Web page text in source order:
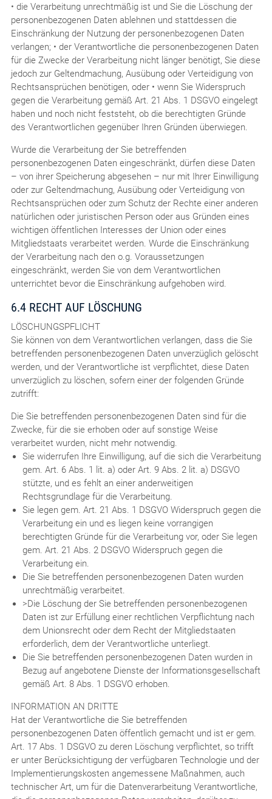
• die Verarbeitung unrechtmäßig ist und Sie die Löschung der
personenbezogenen Daten ablehnen und stattdessen die
Einschränkung der Nutzung der personenbezogenen Daten
verlangen; • der Verantwortliche die personenbezogenen Daten
für die Zwecke der Verarbeitung nicht länger benötigt, Sie diese
jedoch zur Geltendmachung, Ausübung oder Verteidigung von
Rechtsansprüchen benötigen, oder • wenn Sie Widerspruch
gegen die Verarbeitung gemäß Art. 21 Abs. 1 DSGVO eingelegt
haben und noch nicht feststeht, ob die berechtigten Gründe
des Verantwortlichen gegenüber Ihren Gründen überwiegen.
Wurde die Verarbeitung der Sie betreffenden
personenbezogenen Daten eingeschränkt, dürfen diese Daten
– von ihrer Speicherung abgesehen – nur mit Ihrer Einwilligung
oder zur Geltendmachung, Ausübung oder Verteidigung von
Rechtsansprüchen oder zum Schutz der Rechte einer anderen
natürlichen oder juristischen Person oder aus Gründen eines
wichtigen öffentlichen Interesses der Union oder eines
Mitgliedstaats verarbeitet werden. Wurde die Einschränkung
der Verarbeitung nach den o.g. Voraussetzungen
eingeschränkt, werden Sie von dem Verantwortlichen
unterrichtet bevor die Einschränkung aufgehoben wird.
6.4 RECHT AUF LÖSCHUNG
LÖSCHUNGSPFLICHT
Sie können von dem Verantwortlichen verlangen, dass die Sie
betreffenden personenbezogenen Daten unverzüglich gelöscht
werden, und der Verantwortliche ist verpflichtet, diese Daten
unverzüglich zu löschen, sofern einer der folgenden Gründe
zutrifft:
Die Sie betreffenden personenbezogenen Daten sind für die
Zwecke, für die sie erhoben oder auf sonstige Weise
verarbeitet wurden, nicht mehr notwendig.
Sie widerrufen Ihre Einwilligung, auf die sich die Verarbeitung
gem. Art. 6 Abs. 1 lit. a) oder Art. 9 Abs. 2 lit. a) DSGVO
stützte, und es fehlt an einer anderweitigen
Rechtsgrundlage für die Verarbeitung.
Sie legen gem. Art. 21 Abs. 1 DSGVO Widerspruch gegen die
Verarbeitung ein und es liegen keine vorrangigen
berechtigten Gründe für die Verarbeitung vor, oder Sie legen
gem. Art. 21 Abs. 2 DSGVO Widerspruch gegen die
Verarbeitung ein.
Die Sie betreffenden personenbezogenen Daten wurden
unrechtmäßig verarbeitet.
>Die Löschung der Sie betreffenden personenbezogenen
Daten ist zur Erfüllung einer rechtlichen Verpflichtung nach
dem Unionsrecht oder dem Recht der Mitgliedstaaten
erforderlich, dem der Verantwortliche unterliegt.
Die Sie betreffenden personenbezogenen Daten wurden in
Bezug auf angebotene Dienste der Informationsgesellschaft
gemäß Art. 8 Abs. 1 DSGVO erhoben.
INFORMATION AN DRITTE
Hat der Verantwortliche die Sie betreffenden
personenbezogenen Daten öffentlich gemacht und ist er gem.
Art. 17 Abs. 1 DSGVO zu deren Löschung verpflichtet, so trifft
er unter Berücksichtigung der verfügbaren Technologie und der
Implementierungskosten angemessene Maßnahmen, auch
technischer Art, um für die Datenverarbeitung Verantwortliche,